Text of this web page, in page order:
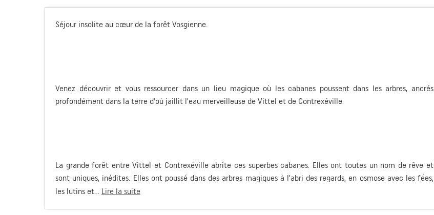
Séjour insolite au cœur de la forêt Vosgienne.
Venez découvrir et vous ressourcer dans un lieu magique où les cabanes poussent dans les arbres, ancrés
profondément dans la terre d'où jaillit l'eau merveilleuse de Vittel et de Contrexéville.
La grande forêt entre Vittel et Contrexéville abrite ces superbes cabanes. Elles ont toutes un nom de rêve et
sont uniques, inédites. Elles ont poussé dans des arbres magiques à l’abri des regards, en osmose avec les fées,
les lutins et... Lire la suite